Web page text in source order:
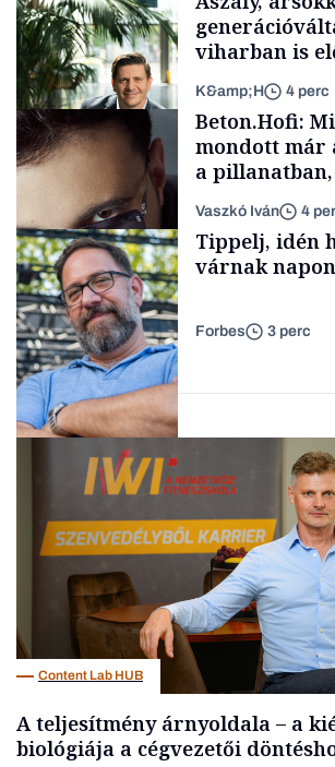
Elszámoltatás
TÁMOGATÓI
TARTALOM
viharban is
K&amp;H 4 perc
Forbes-sztori
Beton.Hofi:
mondott már
a
kimondani
Vaszkó Iván 4
Tippelj, idén
várnak
Forbes 3 perc
Content Lab HUB
A teljesítmény árnyoldala – a
biológiája a cégvezetői